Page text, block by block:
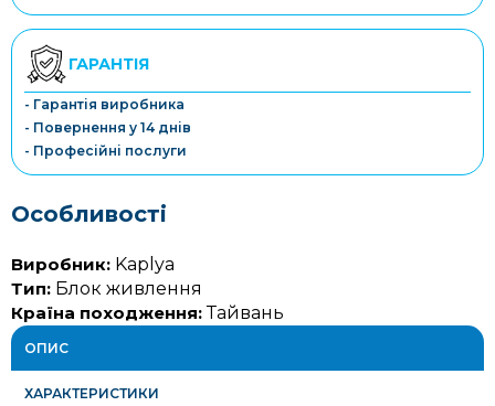
ГАРАНТІЯ
- Гарантія виробника
- Повернення у 14 днів
- Професійні послуги
Особливості
Виробник: Kaplya
Тип: Блок живлення
Країна походження:Тайвань
ОПИС
ХАРАКТЕРИСТИКИ